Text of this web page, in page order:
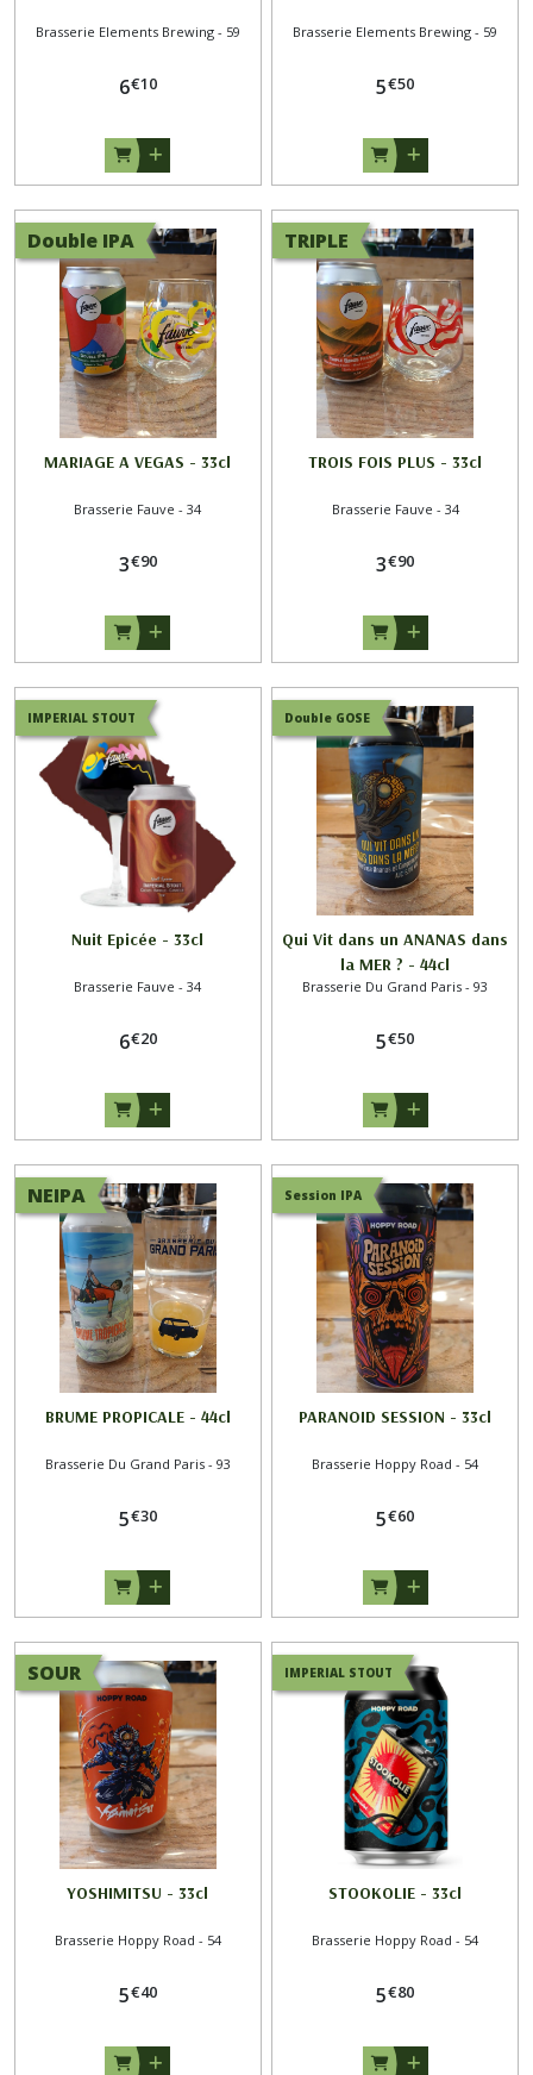
Brasserie Elements Brewing - 59
6€10
Brasserie Elements Brewing - 59
5€50
Double IPA
MARIAGE A VEGAS - 33cl
Brasserie Fauve - 34
3€90
TRIPLE
TROIS FOIS PLUS - 33cl
Brasserie Fauve - 34
3€90
IMPERIAL STOUT
Nuit Epicée - 33cl
Brasserie Fauve - 34
6€20
Double GOSE
Qui Vit dans un ANANAS dans
la MER ? - 44cl
Brasserie Du Grand Paris - 93
5€50
NEIPA
BRUME PROPICALE - 44cl
Brasserie Du Grand Paris - 93
5€30
Session IPA
PARANOID SESSION - 33cl
Brasserie Hoppy Road - 54
5€60
SOUR
YOSHIMITSU - 33cl
Brasserie Hoppy Road - 54
5€40
IMPERIAL STOUT
STOOKOLIE - 33cl
Brasserie Hoppy Road - 54
5€80